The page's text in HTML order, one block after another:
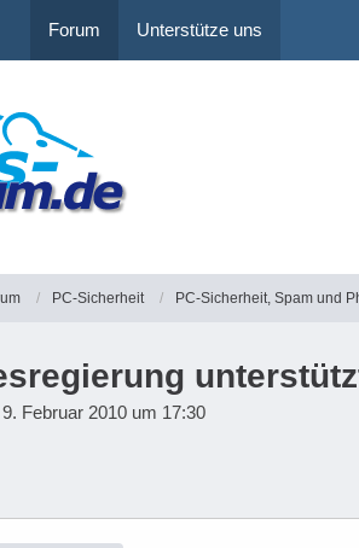
Forum Unterstütze uns
PC-Sicherheit PC-Sicherheit, Spam und
9. Februar 2010 um 17:30